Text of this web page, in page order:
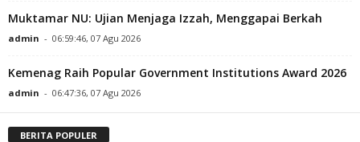
Muktamar NU: Ujian Menjaga Izzah, Menggapai Berkah
admin - 06:59:46, 07 Agu 2026
Kemenag Raih Popular Government Institutions Award 2026
admin - 06:47:36, 07 Agu 2026
BERITA POPULER